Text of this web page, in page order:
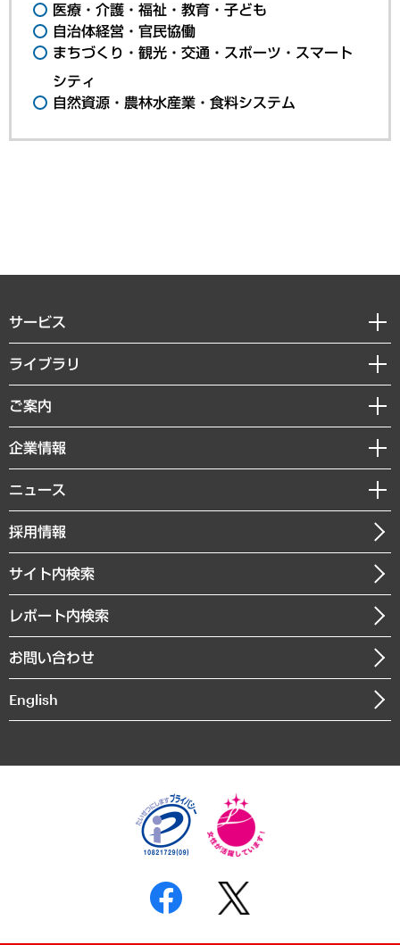
医療・介護・福祉・教育・子ども
自治体経営・官民協働
まちづくり・観光・交通・スポーツ・スマート
シティ
自然資源・農林水産業・食料システム
サービス
経営戦略
組織・人事戦略
デジタルイノベーション
共生・ダイバーシティ
GRC（ガバナンス・リスク・コンプライアンス）・防災（政策）
経済・産業・雇用・労働
まちづくり・観光・交通・スポーツ・スマートシティ
自然資源・農林水産業・食料システム
ライブラリ
経済調査
レポート
コラム
経営用語集
受託・受注実績（官公庁関連）
メディア掲載・出演
ご案内
セミナー・イベント情報
MUFGビジネスセミナー
受託案件情報
企業情報
私たちの想い
社長メッセージ
会社概要
沿革
組織図・本部部室紹介
インドネシア現地法人
個人情報保護方針
反社会的勢力に対する基本方針
ニュース
ニュースリリース
お知らせ
採用情報
サイト内検索
レポート内検索
お問い合わせ
English